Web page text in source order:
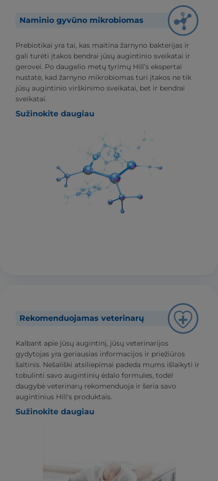
Naminio gyvūno mikrobiomas
Prebiotikai yra tai, kas maitina žarnyno bakterijas ir
gali turėti įtakos bendrai jūsų augintinio sveikatai ir
gerovei. Po daugelio metų tyrimų Hill’s ekspertai
nustatė, kad žarnyno mikrobiomas turi įtakos ne tik
jūsų augintinio virškinimo sveikatai, bet ir bendrai
sveikatai.
Sužinokite daugiau
Rekomenduojamas veterinarų
Kalbant apie jūsų augintinį, jūsų veterinarijos
gydytojas yra geriausias informacijos ir priežiūros
šaltinis. Nešališki atsiliepimai padeda mums išlaikyti ir
tobulinti savo augintinių ėdalo formules, todėl
daugybė veterinarų rekomenduoja ir šeria savo
augintinius Hill's produktais.
Sužinokite daugiau